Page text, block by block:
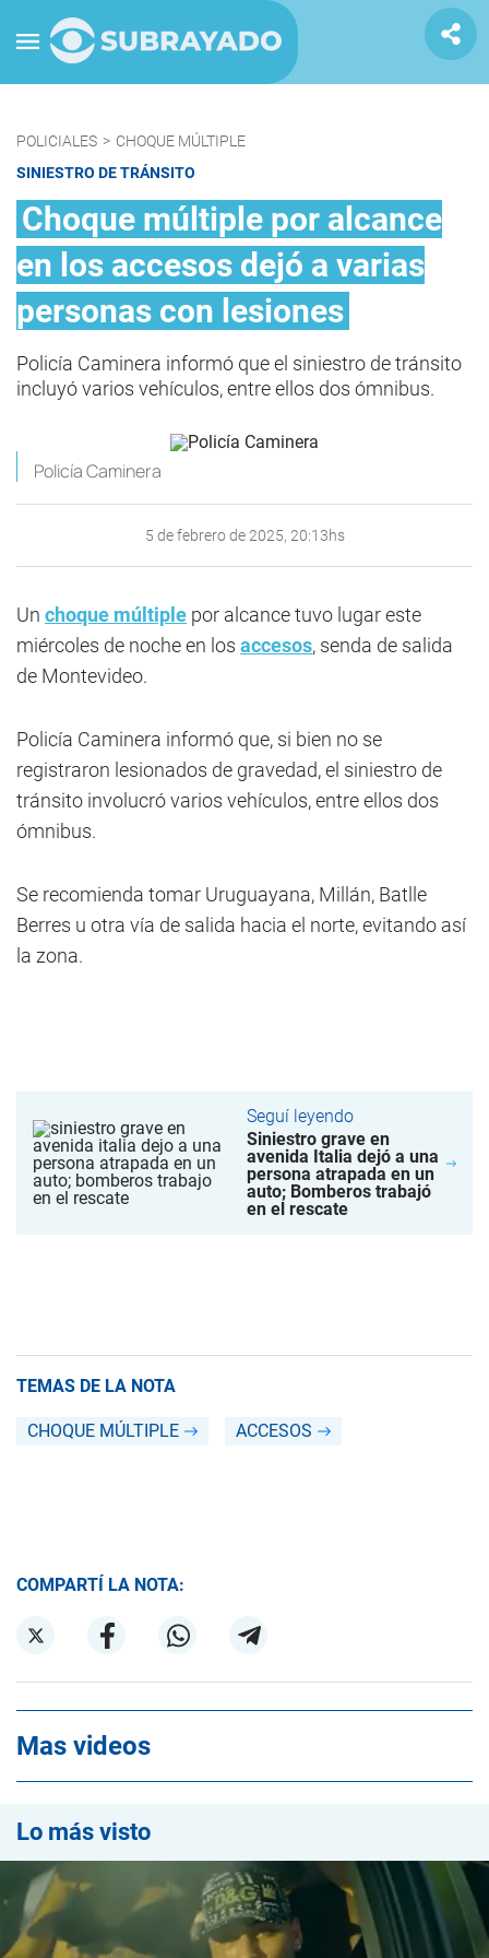
POLICIALES > CHOQUE MÚLTIPLE
SINIESTRO DE TRÁNSITO
Choque múltiple por alcance
en los accesos dejó a varias
personas con lesiones
Policía Caminera informó que el siniestro de tránsito
incluyó varios vehículos, entre ellos dos ómnibus.
Policía Caminera
5 de febrero de 2025, 20:13hs
Un choque múltiple por alcance tuvo lugar este
miércoles de noche en los accesos, senda de salida
de Montevideo.
Policía Caminera informó que, si bien no se
registraron lesionados de gravedad, el siniestro de
tránsito involucró varios vehículos, entre ellos dos
ómnibus.
Se recomienda tomar Uruguayana, Millán, Batlle
Berres u otra vía de salida hacia el norte, evitando así
la zona.
Seguí leyendo
Siniestro grave en
avenida Italia dejó a una
persona atrapada en un
auto; Bomberos trabajó
en el rescate
TEMAS DE LA NOTA
CHOQUE MÚLTIPLE ACCESOS
COMPARTÍ LA NOTA:
Mas videos
Lo más visto